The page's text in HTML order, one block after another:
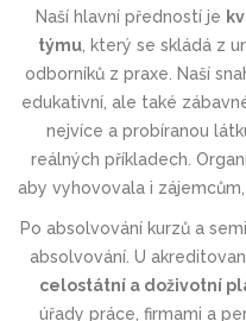
Naší hlavní předností je
týmu, který se skládá z
odborníků z praxe. Naší
edukativní, ale také
nejvíce a probíranou
reálných příkladech.
aby vyhovovala i
Po absolvování kurzů a
absolvování. U
celostátní a doživotní
úřady práce, firmami a